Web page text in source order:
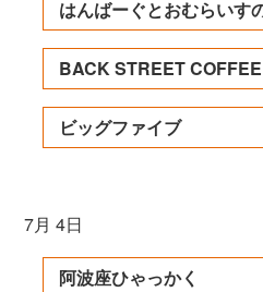
はんばーぐとおむらいす
BACK STREET COFFEE
ビッグファイブ
7月 4日
阿波座ひゃっかく